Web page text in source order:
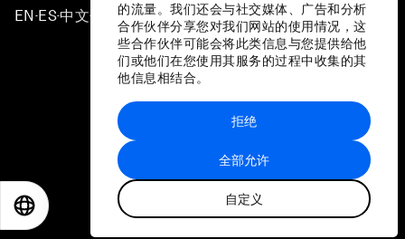
的流量。我们还会与社交媒体、广告和分析
合作伙伴分享您对我们网站的使用情况，这
些合作伙伴可能会将此类信息与您提供给他
们或他们在您使用其服务的过程中收集的其
他信息相结合。
全部允许
自定义
拒绝
EN ▪ES▪中文▪ 日本語
站点地图
世界经济论坛